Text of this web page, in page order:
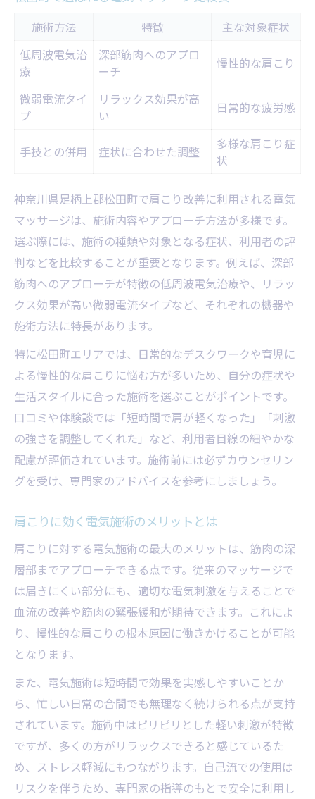
仕事帰りに通える施術所選びのコツ
根本から肩こりを和らげるためのコツ
肩こりなら筋膜リリースの活用も
電気マッサージで深部筋肉にアプローチ
肩こりの原因と改善ポイント解説
電気施術で叶う肩こりの根本対策
電気施術と手技療法の組み合わせ例
肩こり改善のための施術選び方
松田町の電気療法の特徴を知る
肩こりに効く施術の流れを紹介
女性が安心できる施術環境の条件
仕事や育児中の肩こり対処法まとめ
忙しい人向け肩こり対策法一覧
育児と両立できる肩こりケア術
肩こりを予防する日常習慣の工夫
仕事中にできる肩こり軽減ストレッチ
女性が選ぶ肩こり対策アイデア集
肩こり改善のための治療法比較表
根本解消を支える生活習慣の見直し
肩こりの本質的な原因を理解する
継続的なケアがもたらす効果とは
肩こり改善を持続するためのコツ
施術方法 特徴
主な対象症状
低周波電気治
療
深部筋肉へのアプロ
ーチ
慢性的な肩こり
微弱電流タイ
プ
リラックス効果が高
い
日常的な疲労感
手技との併用 症状に合わせた調整
多様な肩こり症
状
神奈川県足柄上郡松田町で肩こり改善に利用される電気
マッサージは、施術内容やアプローチ方法が多様です。
選ぶ際には、施術の種類や対象となる症状、利用者の評
判などを比較することが重要となります。例えば、深部
筋肉へのアプローチが特徴の低周波電気治療や、リラッ
クス効果が高い微弱電流タイプなど、それぞれの機器や
施術方法に特長があります。
特に松田町エリアでは、日常的なデスクワークや育児に
よる慢性的な肩こりに悩む方が多いため、自分の症状や
生活スタイルに合った施術を選ぶことがポイントです。
口コミや体験談では「短時間で肩が軽くなった」「刺激
の強さを調整してくれた」など、利用者目線の細やかな
配慮が評価されています。施術前には必ずカウンセリン
グを受け、専門家のアドバイスを参考にしましょう。
肩こりに効く電気施術のメリットとは
肩こりに対する電気施術の最大のメリットは、筋肉の深
層部までアプローチできる点です。従来のマッサージで
は届きにくい部分にも、適切な電気刺激を与えることで
血流の改善や筋肉の緊張緩和が期待できます。これによ
り、慢性的な肩こりの根本原因に働きかけることが可能
となります。
また、電気施術は短時間で効果を実感しやすいことか
ら、忙しい日常の合間でも無理なく続けられる点が支持
されています。施術中はピリピリとした軽い刺激が特徴
ですが、多くの方がリラックスできると感じているた
め、ストレス軽減にもつながります。自己流での使用は
リスクを伴うため、専門家の指導のもとで安全に利用し